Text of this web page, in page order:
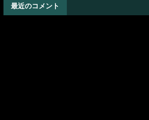
最近のコメント